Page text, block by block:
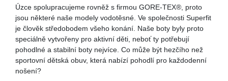
Úzce spolupracujeme rovněž s firmou GORE-TEX®, proto
jsou některé naše modely vodotěsné. Ve společnosti Superfit
je člověk středobodem všeho konání. Naše boty byly proto
speciálně vytvořeny pro aktivní děti, neboť ty potřebují
pohodlné a stabilní boty nejvíce. Co může být hezčího než
sportovní dětská obuv, která nabízí pohodlí pro každodenní
nošení?